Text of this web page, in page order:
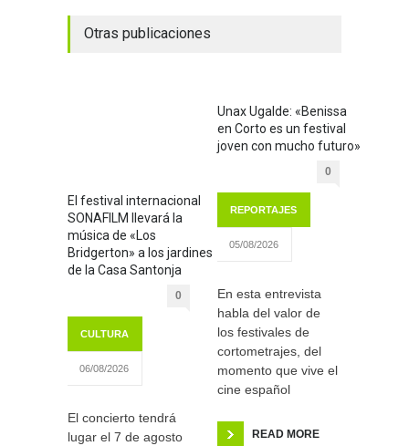
Otras publicaciones
El festival internacional
SONAFILM llevará la
música de «Los
Bridgerton» a los jardines
de la Casa Santonja
0
CULTURA
06/08/2026
El concierto tendrá
lugar el 7 de agosto
Unax Ugalde: «Benissa
en Corto es un festival
joven con mucho futuro»
0
REPORTAJES
05/08/2026
En esta entrevista
habla del valor de
los festivales de
cortometrajes, del
momento que vive el
cine español
READ MORE